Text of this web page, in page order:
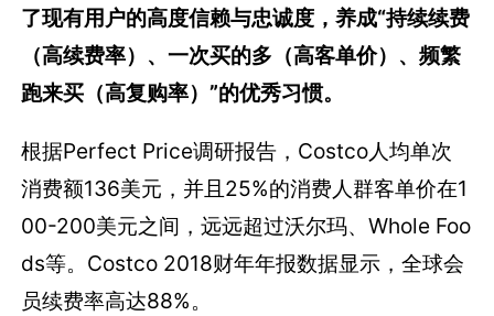
了现有用户的高度信赖与忠诚度，养成“持续续费
（高续费率）、一次买的多（高客单价）、频繁
跑来买（高复购率）”的优秀习惯。
根据Perfect Price调研报告，Costco人均单次
消费额136美元，并且25%的消费人群客单价在1
00-200美元之间，远远超过沃尔玛、Whole Foo
ds等。Costco 2018财年年报数据显示，全球会
员续费率高达88%。